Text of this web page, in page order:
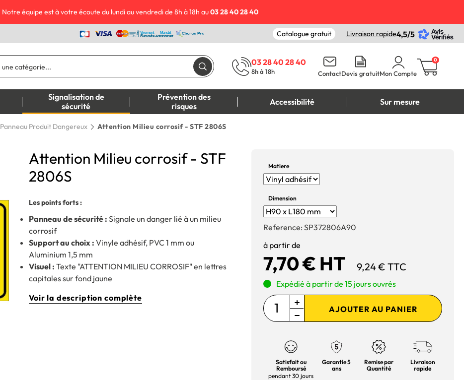
Notre équipe est à votre écoute du lundi au vendredi de 8h à 18h au03 28 40 28 40
Catalogue gratuit Livraison rapide4,5/5
03 28 40 28 40
8h à 18h ContactDevis gratuitMon Compte
0
Signalisation de
sécurité
Prévention des
risques
Accessibilité Sur mesure
Panneau Produit Dangereux Attention Milieu corrosif - STF 2806S
Attention Milieu corrosif - STF
2806S
Les points forts :
Panneau de sécurité : Signale un danger lié à un milieu
corrosif
Support au choix : Vinyle adhésif, PVC 1 mm ou
Aluminium 1,5 mm
Visuel : Texte "ATTENTION MILIEU CORROSIF" en lettres
capitales sur fond jaune
Voir la description complète
Matiere
Dimension
Reference: SP372806A90
à partir de
7,70 € HT 9,24 € TTC
Expédié à partir de 15 jours ouvrés
AJOUTER AU PANIER
Satisfait ou
Remboursé
pendant 30 jours
Garantie 5
ans
Remise par
Quantité
Livraison
rapide